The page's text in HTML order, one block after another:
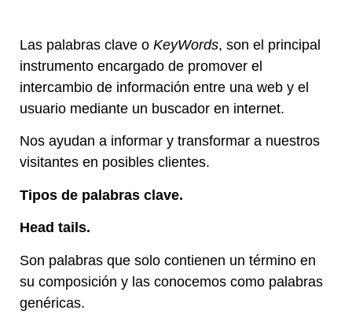
Las palabras clave o KeyWords, son el principal
instrumento encargado de promover el
intercambio de información entre una web y el
usuario mediante un buscador en internet.
Nos ayudan a informar y transformar a nuestros
visitantes en posibles clientes.
Tipos de palabras clave.
Head tails.
Son palabras que solo contienen un término en
su composición y las conocemos como palabras
genéricas.